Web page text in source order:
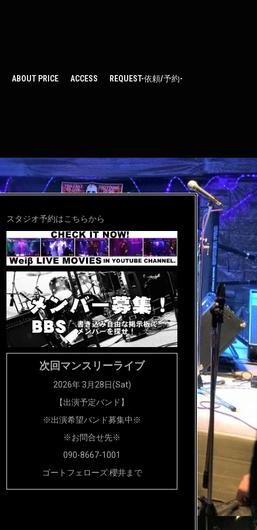
ABOUT PRICE ACCESS REQUEST-依頼/予約-
スタジオ予約はこちらから
次回マンスリーライブ
2026年 3月28日(Sat)
【出演予定バンド】
※出演希望バンド募集中※
※お問合せ先※
090-8667-1001
ゴートフェローズ:櫻井まで